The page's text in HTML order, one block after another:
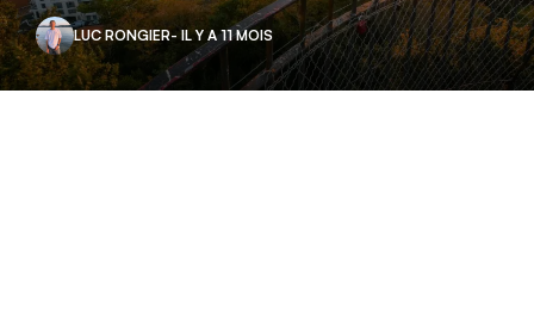
LUC RONGIER- IL Y A 11 MOIS